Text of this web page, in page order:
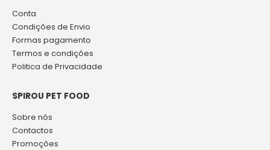
Conta
Condições de Envio
Formas pagamento
Termos e condições
Politica de Privacidade
SPIROU PET FOOD
Sobre nós
Contactos
Promoções